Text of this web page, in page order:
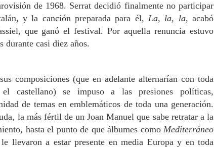
de 1968. Serrat decidió finalmente no participar
y la canción preparada para él, La, la, la, acabó
que ganó el festival. Por aquella renuncia estuvo
durante casi diez años.
composiciones (que en adelante alternarían con toda
castellano) se impuso a las presiones políticas,
de temas en emblemáticos de toda una generación.
la más fértil de un Joan Manuel que sabe retratar a la
hasta el punto de que álbumes como Mediterráneo
llevaron a estar presente en media Europa y en toda